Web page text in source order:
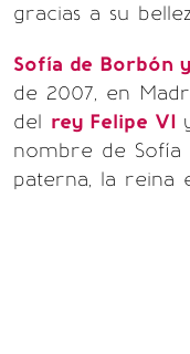
gracias a su
Sofía de Borbón
de 2007, en
del rey Felipe VI
nombre de Sofía
paterna, la reina